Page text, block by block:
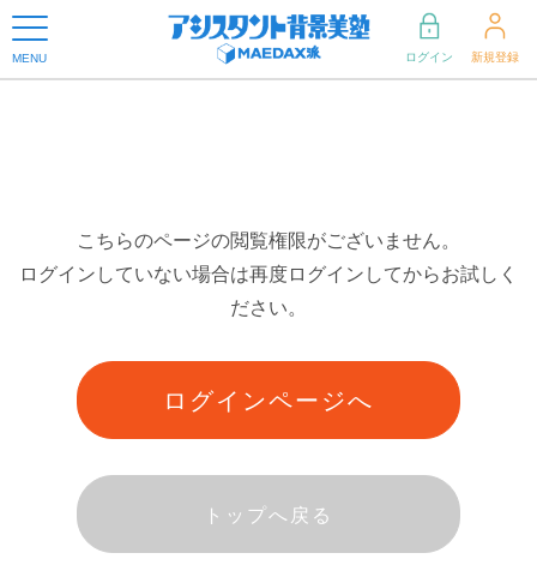
MENU ログイン 新規登録
こちらのページの閲覧権限がございません。
ログインしていない場合は再度ログインしてからお試しく
ださい。
ログインページへ
トップへ戻る